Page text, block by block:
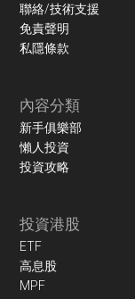
聯絡/技術支援
免責聲明
私隱條款
內容分類
新手俱樂部
懶人投資
投資攻略
投資港股
ETF
高息股
MPF